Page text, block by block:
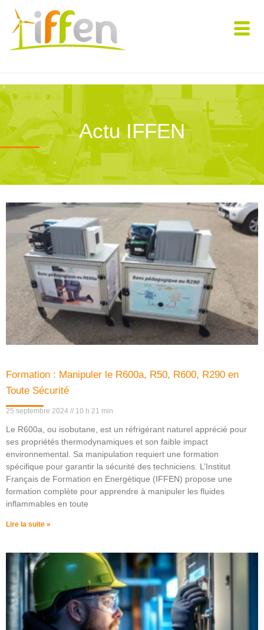
Actu IFFEN
Formation : Manipuler le R600a, R50, R600, R290 en
Toute Sécurité
25 septembre 2024 10 h 21 min
Le R600a, ou isobutane, est un réfrigérant naturel apprécié pour
ses propriétés thermodynamiques et son faible impact
environnemental. Sa manipulation requiert une formation
spécifique pour garantir la sécurité des techniciens. L’Institut
Français de Formation en Energétique (IFFEN) propose une
formation complète pour apprendre à manipuler les fluides
inflammables en toute
Lire la suite »